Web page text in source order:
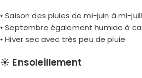
• Saison des pluies de mi-juin à mi-
• Septembre également humide à
• Hiver sec avec très peu de pluie
☀️ Ensoleillement